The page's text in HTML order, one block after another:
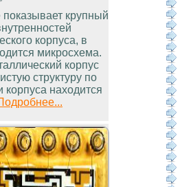
крупный
корпуса, в
микросхема.
корпус
структуру по
корпуса находится